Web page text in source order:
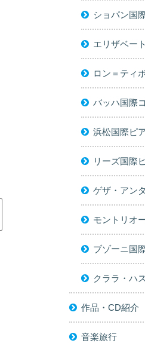
ショパン国
エリザベー
ロン＝ティ
バッハ国際
浜松国際ピ
リーズ国際
ゲザ・アン
モントリオ
ブゾーニ国
クララ・ハ
作品・CD紹介
音楽旅行